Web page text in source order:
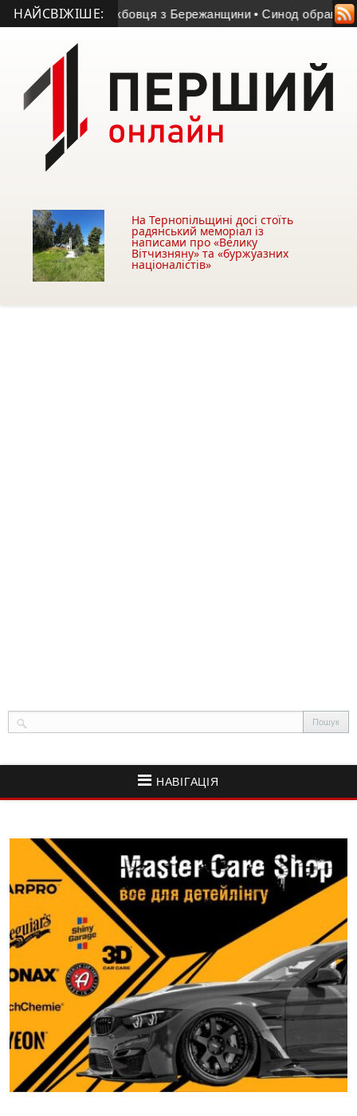
НАЙСВІЖІШЕ: з Бережанщини • Синод обрав єпископа
На Тернопільщині досі стоїть
радянський меморіал із
написами про «Велику
Вітчизняну» та «буржуазних
націоналістів»
НАВІГАЦІЯ